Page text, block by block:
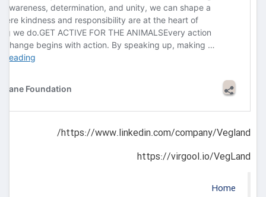
https://www.linkedin.com/company/Vegland/
https://virgool.io/VegLand
Home